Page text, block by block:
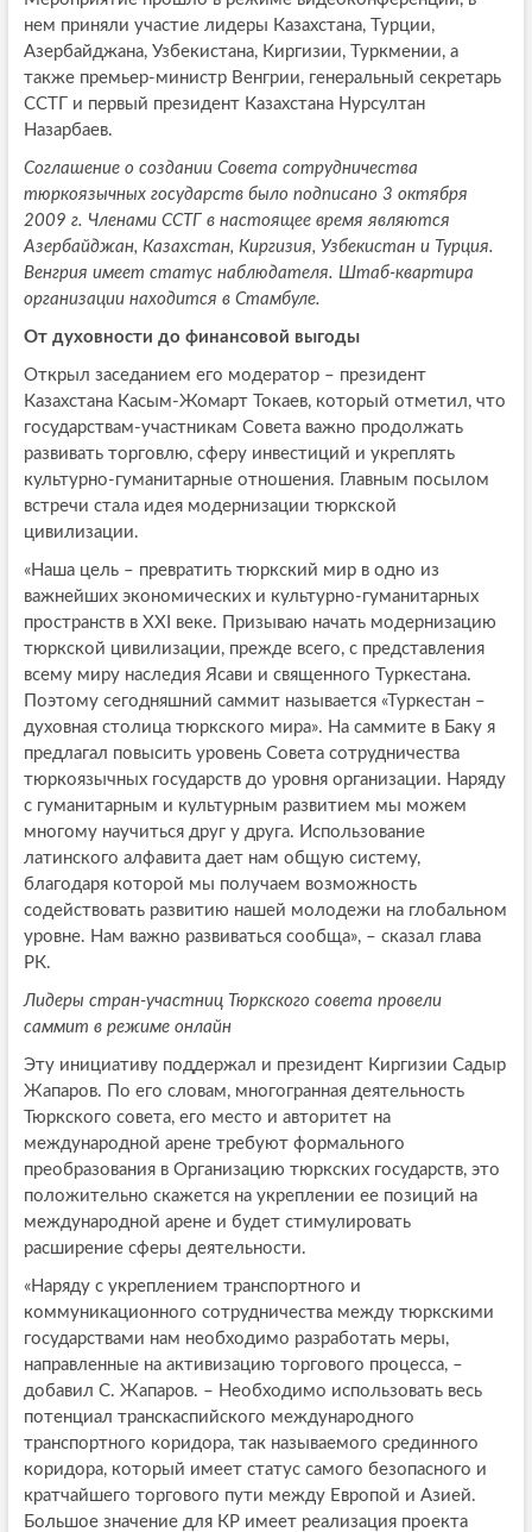
нем приняли участие лидеры Казахстана, Турции,
Азербайджана, Узбекистана, Киргизии, Туркмении, а
также премьер-министр Венгрии, генеральный секретарь
ССТГ и первый президент Казахстана Нурсултан
Назарбаев.
Соглашение о создании Совета сотрудничества
тюркоязычных государств было подписано 3 октября
2009 г. Членами ССТГ в настоящее время являются
Азербайджан, Казахстан, Киргизия, Узбекистан и Турция.
Венгрия имеет статус наблюдателя. Штаб-квартира
организации находится в Стамбуле.
От духовности до финансовой выгоды
Открыл заседанием его модератор – президент
Казахстана Касым-Жомарт Токаев, который отметил, что
государствам-участникам Совета важно продолжать
развивать торговлю, сферу инвестиций и укреплять
культурно-гуманитарные отношения. Главным посылом
встречи стала идея модернизации тюркской
цивилизации.
«Наша цель – превратить тюркский мир в одно из
важнейших экономических и культурно-гуманитарных
пространств в XXI веке. Призываю начать модернизацию
тюркской цивилизации, прежде всего, с представления
всему миру наследия Ясави и священного Туркестана.
Поэтому сегодняшний саммит называется «Туркестан –
духовная столица тюркского мира». На саммите в Баку я
предлагал повысить уровень Совета сотрудничества
тюркоязычных государств до уровня организации. Наряду
с гуманитарным и культурным развитием мы можем
многому научиться друг у друга. Использование
латинского алфавита дает нам общую систему,
благодаря которой мы получаем возможность
содействовать развитию нашей молодежи на глобальном
уровне. Нам важно развиваться сообща», – сказал глава
РК.
Лидеры стран-участниц Тюркского совета провели
саммит в режиме онлайн
Эту инициативу поддержал и президент Киргизии Садыр
Жапаров. По его словам, многогранная деятельность
Тюркского совета, его место и авторитет на
международной арене требуют формального
преобразования в Организацию тюркских государств, это
положительно скажется на укреплении ее позиций на
международной арене и будет стимулировать
расширение сферы деятельности.
«Наряду с укреплением транспортного и
коммуникационного сотрудничества между тюркскими
государствами нам необходимо разработать меры,
направленные на активизацию торгового процесса, –
добавил С. Жапаров. – Необходимо использовать весь
потенциал транскаспийского международного
транспортного коридора, так называемого срединного
коридора, который имеет статус самого безопасного и
кратчайшего торгового пути между Европой и Азией.
Большое значение для КР имеет реализация проекта